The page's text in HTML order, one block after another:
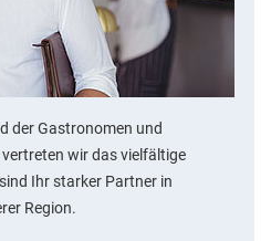
der Gastronomen und
wir das vielfältige
Ihr starker Partner in
Region.